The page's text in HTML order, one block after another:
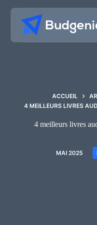
contenu
ACCUEIL
4 MEILLEURS LIVRES
4 meilleurs livres
MAI 2025